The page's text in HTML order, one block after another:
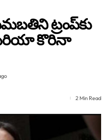
ట్రంప్‌కు
కొరినా
2 Min Read